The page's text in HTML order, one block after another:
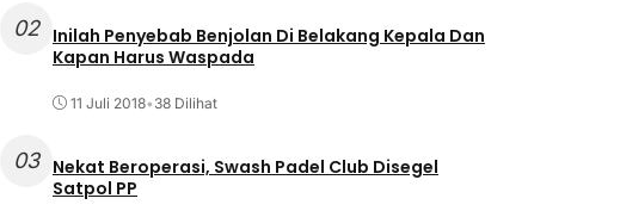
02
Inilah Penyebab Benjolan Di Belakang Kepala Dan
Kapan Harus Waspada
11 Juli 2018• 38 Dilihat
03
Nekat Beroperasi, Swash Padel Club Disegel
Satpol PP